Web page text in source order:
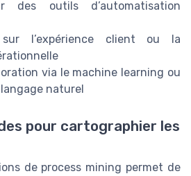
des outils d’automatisation
l’expérience client ou la
via le machine learning ou
naturel
pour cartographier les
de process mining permet de